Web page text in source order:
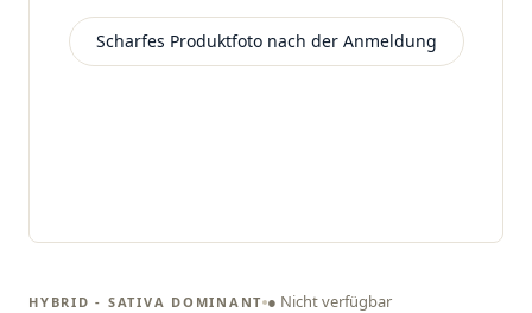
Scharfes Produktfoto nach der Anmeldung
HYBRID - SATIVA DOMINANT ● Nicht verfügbar